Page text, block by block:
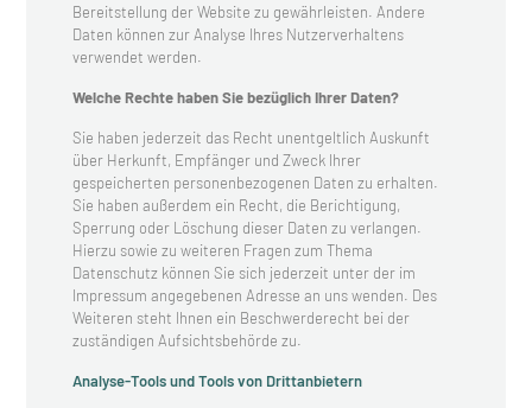
Bereitstellung der Website zu gewährleisten. Andere
Daten können zur Analyse Ihres Nutzerverhaltens
verwendet werden.
Welche Rechte haben Sie bezüglich Ihrer Daten?
Sie haben jederzeit das Recht unentgeltlich Auskunft
über Herkunft, Empfänger und Zweck Ihrer
gespeicherten personenbezogenen Daten zu erhalten.
Sie haben außerdem ein Recht, die Berichtigung,
Sperrung oder Löschung dieser Daten zu verlangen.
Hierzu sowie zu weiteren Fragen zum Thema
Datenschutz können Sie sich jederzeit unter der im
Impressum angegebenen Adresse an uns wenden. Des
Weiteren steht Ihnen ein Beschwerderecht bei der
zuständigen Aufsichtsbehörde zu.
Analyse-Tools und Tools von Drittanbietern